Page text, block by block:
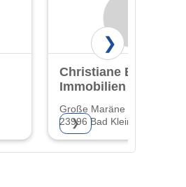
Christiane Bartz
Immobilien
Große Maräne 27
23996 Bad Kleinen
❯
❯